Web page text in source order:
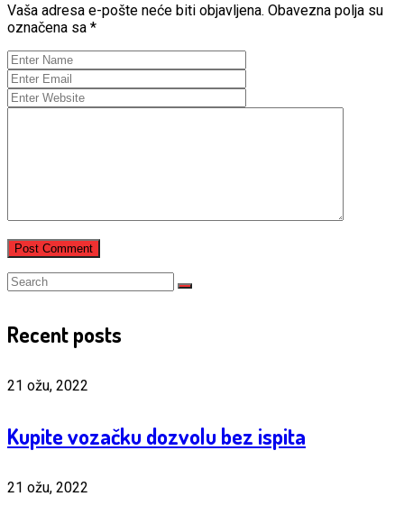
Vaša adresa e-pošte neće biti objavljena. Obavezna polja su
označena sa *
Recent posts
21 ožu, 2022
Kupite vozačku dozvolu bez ispita
21 ožu, 2022